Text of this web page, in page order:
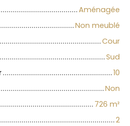
Aménagée
Non meublé
Cour
Sud
10
Non
726 m²
2